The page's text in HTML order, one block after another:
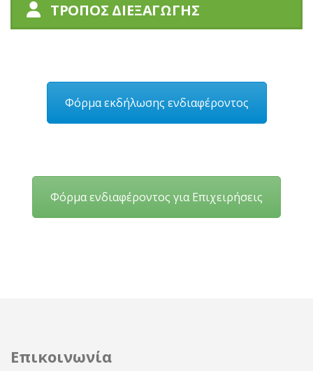
ΤΡΟΠΟΣ ΔΙΕΞΑΓΩΓΗΣ
Φόρμα εκδήλωσης ενδιαφέροντος
Φόρμα ενδιαφέροντος για Επιχειρήσεις
Επικοινωνία